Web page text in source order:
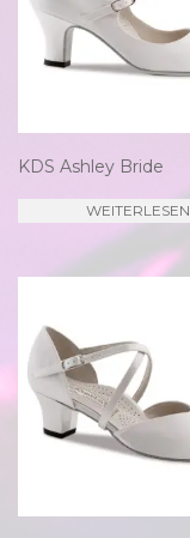
KDS Ashley Bride
WEITERLESEN